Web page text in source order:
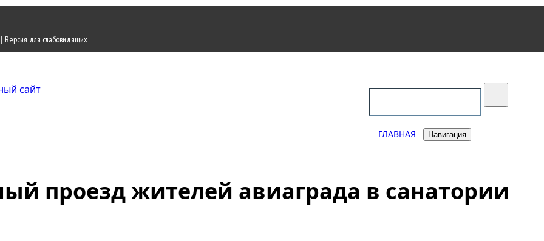
| Версия для слабовидящих
ГЛАВНАЯ Навигация
проезд жителей авиаграда в санатории